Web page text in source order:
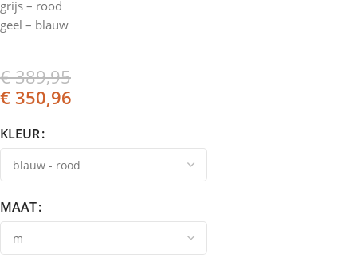
grijs – rood
geel – blauw
€389,95
€ 350,96
KLEUR
MAAT